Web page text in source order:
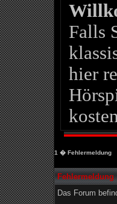
Falls
hier
1 � Fehlermeldung
Fehlermeldung
Das Forum